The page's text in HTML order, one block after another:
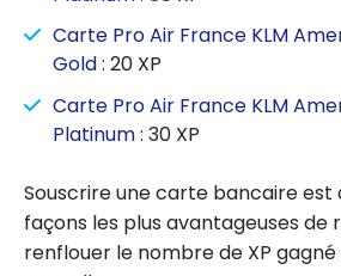
Carte Pro Air France KLM
Gold: 20 XP
Carte Pro Air France KLM
Platinum: 30 XP
Souscrire une carte bancaire est
façons les plus avantageuses de
renflouer le nombre de XP